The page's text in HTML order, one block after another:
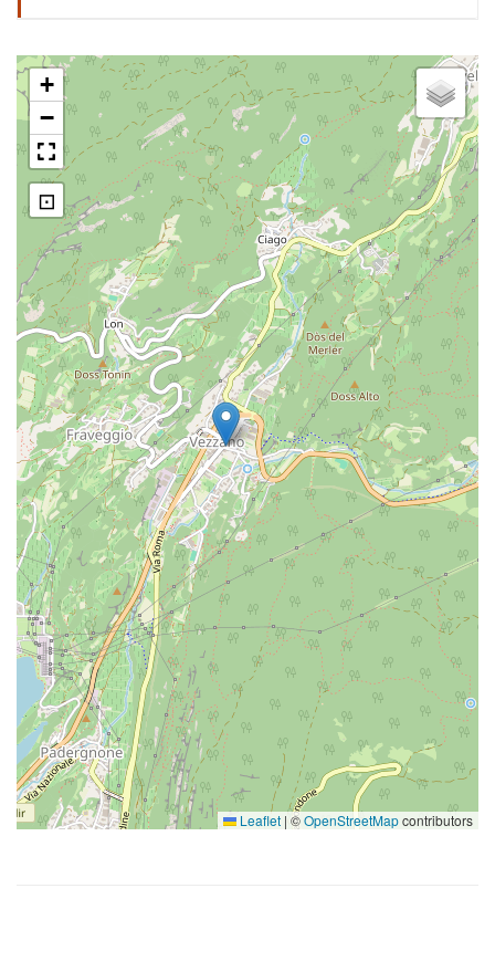
La piazza di Vezzano
Prima corriera di linea Ponte Arche
Trento
+
−
⊡
Leaflet | ©OpenStreetMapcontributors